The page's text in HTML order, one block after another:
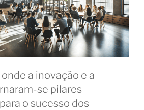
a inovação e a
se pilares
o sucesso dos